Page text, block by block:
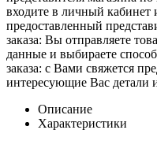
входите в личный кабинет
предоставленный
заказа: Вы отправляете
данные и выбираете
заказа: с Вами свяжется
интересующие Вас детали
Описание
Характеристики